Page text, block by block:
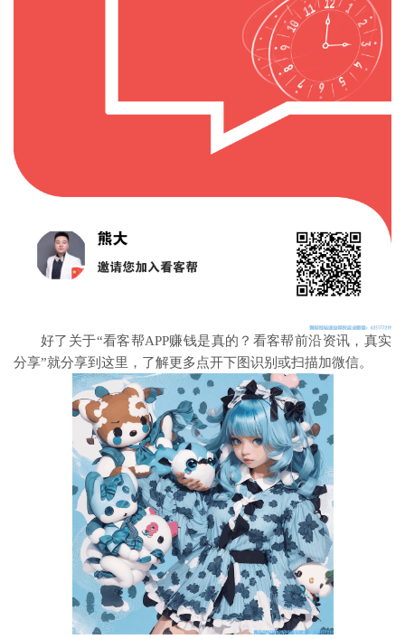
好了关于“看客帮APP赚钱是真的？看客帮前沿资讯，真实
分享”就分享到这里，了解更多点开下图识别或扫描加微信。